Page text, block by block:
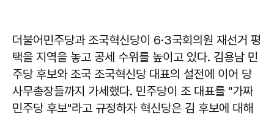
더불어민주당과 조국혁신당이 6·3국회의원 재선거 평
택을 지역을 놓고 공세 수위를 높이고 있다. 김용남 민
주당 후보와 조국 조국혁신당 대표의 설전에 이어 당
사무총장들까지 가세했다. 민주당이 조 대표를 "가짜
민주당 후보"라고 규정하자 혁신당은 김 후보에 대해